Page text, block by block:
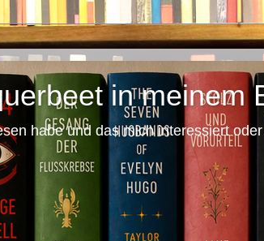
in meinem
habe und das mich interessiert